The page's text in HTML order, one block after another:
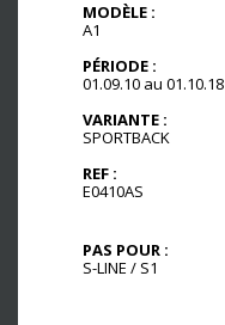
MODÈLE :
A1
PÉRIODE :
01.09.10 au 01.10.18
VARIANTE :
SPORTBACK
REF :
E0410AS
PAS POUR :
S-LINE / S1